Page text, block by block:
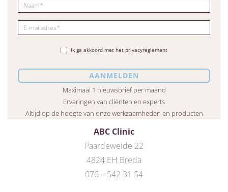
ABC Clinic
Paardeweide 22
4824 EH Breda
076 – 542 31 54
Ik ga akkoord met het privacyreglement
Maximaal 1 nieuwsbrief per maand
Ervaringen van cliënten en experts
Altijd op de hoogte van onze werkzaamheden en producten